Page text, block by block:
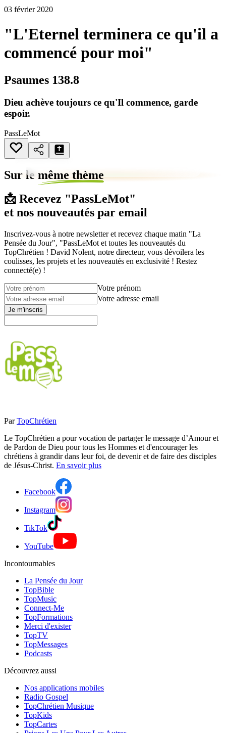
03 février 2020
"L'Eternel terminera ce qu'il a
commencé pour moi"
Psaumes 138.8
Dieu achève toujours ce qu'Il commence, garde
espoir.
PassLeMot
Sur le même thème
📩 Recevez "PassLeMot"
et nos nouveautés par email
Inscrivez-vous à notre newsletter et recevez chaque matin "La
Pensée du Jour", "PassLeMot et toutes les nouveautés du
TopChrétien ! David Nolent, notre directeur, vous dévoilera les
coulisses, les projets et les nouveautés en exclusivité ! Restez
connecté(e) !
Votre prénom
Votre adresse email
Je m'inscris
Par TopChrétien
Le TopChrétien a pour vocation de partager le message d’Amour et
de Pardon de Dieu pour tous les Hommes et d'encourager les
chrétiens à grandir dans leur foi, de devenir et de faire des disciples
de Jésus-Christ. En savoir plus
Facebook
Instagram
TikTok
YouTube
Incontournables
La Pensée du Jour
TopBible
TopMusic
Connect-Me
TopFormations
Merci d'exister
TopTV
TopMessages
Podcasts
Découvrez aussi
Nos applications mobiles
Radio Gospel
TopChrétien Musique
TopKids
TopCartes